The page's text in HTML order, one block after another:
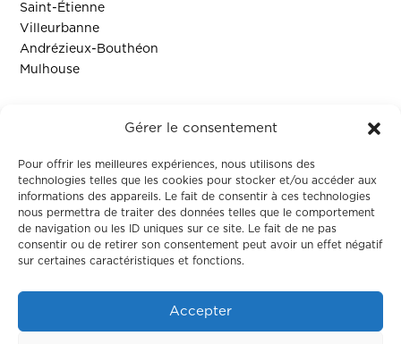
Gérer le consentement
Pour offrir les meilleures expériences, nous utilisons des
technologies telles que les cookies pour stocker et/ou accéder aux
informations des appareils. Le fait de consentir à ces technologies
nous permettra de traiter des données telles que le comportement
de navigation ou les ID uniques sur ce site. Le fait de ne pas
consentir ou de retirer son consentement peut avoir un effet négatif
sur certaines caractéristiques et fonctions.
Accepter
Saint-Étienne
Villeurbanne
Andrézieux-Bouthéon
Mulhouse
Contact
Colodge
À propos